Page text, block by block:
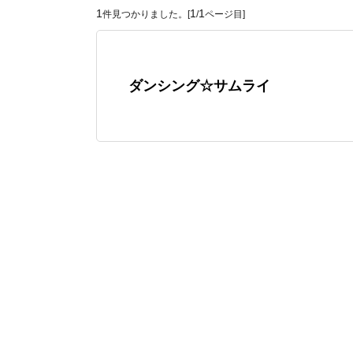
1 件見つかりました。[1 /1 ページ目]
ダンシング☆サムライ